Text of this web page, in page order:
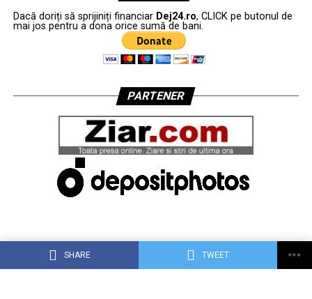
SHARE TWEET
Dacă doriți să sprijiniți financiar Dej24.ro, CLICK pe butonul de
mai jos pentru a dona orice sumă de bani.
PARTENER